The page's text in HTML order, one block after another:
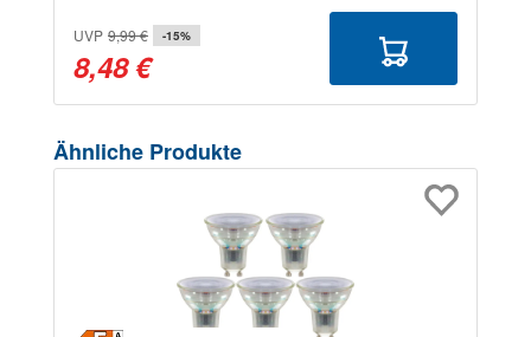
UVP 9,99 € -15%
8,48 €
Produktgalerie überspringen
Ähnliche Produkte